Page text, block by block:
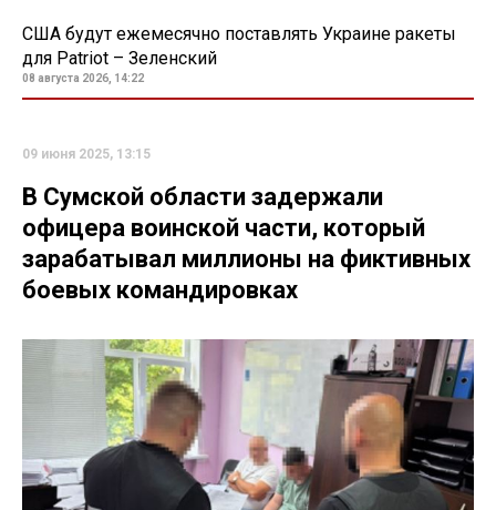
США будут ежемесячно поставлять Украине ракеты
для Patriot – Зеленский
08 августа 2026, 14:22
09 июня 2025, 13:15
В Сумской области задержали
офицера воинской части, который
зарабатывал миллионы на фиктивных
боевых командировках